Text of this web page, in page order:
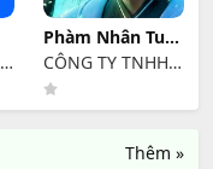
Phàm Nhân Tu
Tiên: Duyên Khởi
CÔNG TY TNHH
CÔNG NGHỆ VÀ
DỊCH VỤ HỒNG
Thêm »